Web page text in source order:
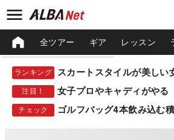
全ツアー ギア レッスン
ランキング スカートスタイルが美しい
注目！
チェック